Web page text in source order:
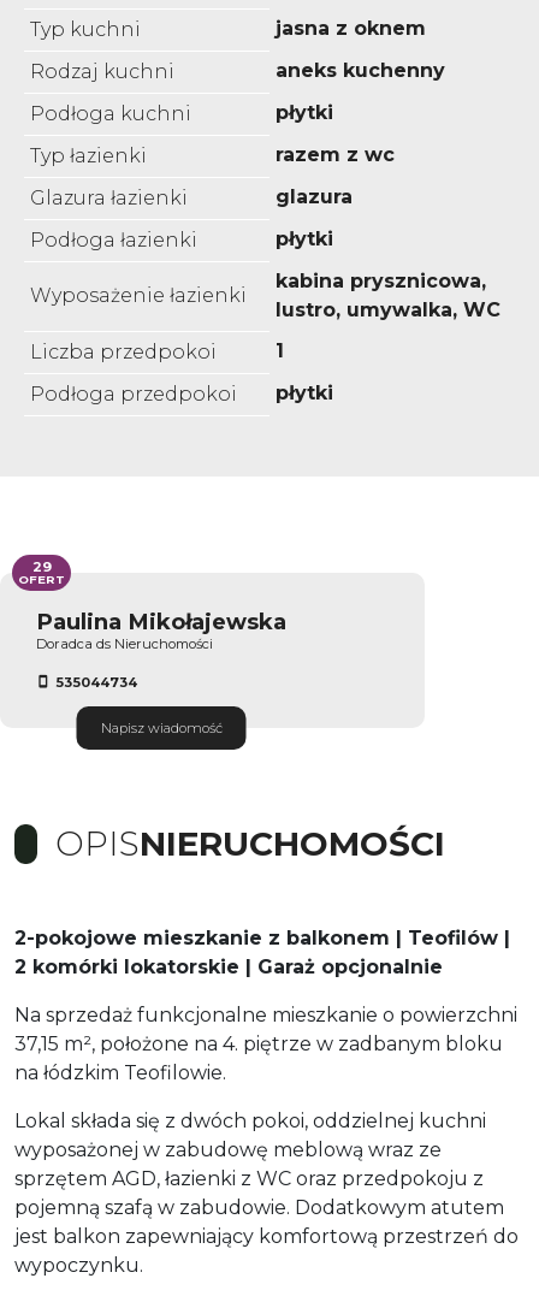
Typ kuchni
jasna z oknem
Rodzaj kuchni
aneks kuchenny
Podłoga kuchni
płytki
Typ łazienki
razem z wc
Glazura łazienki
glazura
Podłoga łazienki
płytki
Wyposażenie łazienki
kabina prysznicowa,
lustro, umywalka, WC
Liczba przedpokoi
1
Podłoga przedpokoi
płytki
Paulina Mikołajewska
Doradca ds Nieruchomości
535044734
Napisz wiadomość
29
OFERT
OPISNIERUCHOMOŚCI
2-pokojowe mieszkanie z balkonem | Teofilów |
2 komórki lokatorskie | Garaż opcjonalnie
Na sprzedaż funkcjonalne mieszkanie o powierzchni
37,15 m², położone na 4. piętrze w zadbanym bloku
na łódzkim Teofilowie.
Lokal składa się z dwóch pokoi, oddzielnej kuchni
wyposażonej w zabudowę meblową wraz ze
sprzętem AGD, łazienki z WC oraz przedpokoju z
pojemną szafą w zabudowie. Dodatkowym atutem
jest balkon zapewniający komfortową przestrzeń do
wypoczynku.